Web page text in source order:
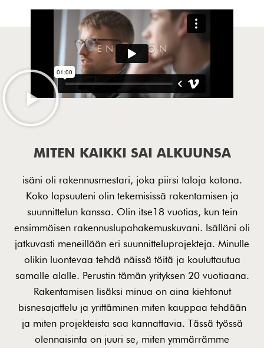
MITEN KAIKKI SAI ALKUUNSA
isäni oli rakennusmestari, joka piirsi taloja kotona.
Koko lapsuuteni olin tekemisissä rakentamisen ja
suunnittelun kanssa. Olin itse18 vuotias, kun tein
ensimmäisen rakennuslupahakemuskuvani. Isälläni oli
jatkuvasti meneillään eri suunnitteluprojekteja. Minulle
olikin luontevaa tehdä näissä töitä ja kouluttautua
samalle alalle. Perustin tämän yrityksen 20 vuotiaana.
Rakentamisen lisäksi minua on aina kiehtonut
bisnesajattelu ja yrittäminen miten kauppaa tehdään
ja miten projekteista saa kannattavia. Tässä työssä
olennaisinta on juuri se, miten ymmärrämme